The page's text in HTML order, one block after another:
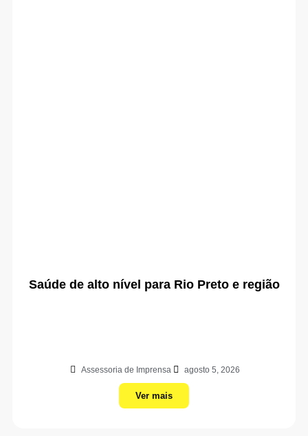
Saúde de alto nível para Rio Preto e região
Assessoria de Imprensa agosto 5, 2026
Ver mais